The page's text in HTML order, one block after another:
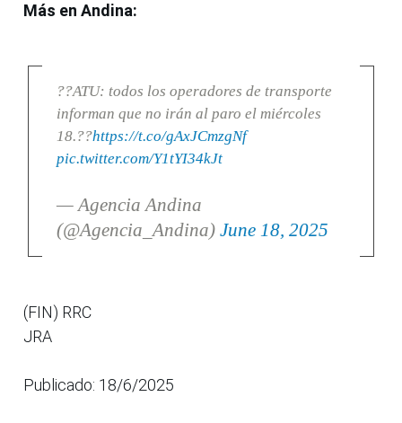
Más en Andina:
??ATU: todos los operadores de transporte
informan que no irán al paro el miércoles
18.??https://t.co/gAxJCmzgNf
pic.twitter.com/Y1tYI34kJt
— Agencia Andina
(@Agencia_Andina) June 18, 2025
(FIN) RRC
JRA
Publicado: 18/6/2025